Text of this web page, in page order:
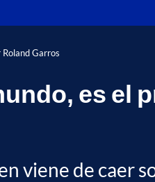
Garros
es el
viene de caer